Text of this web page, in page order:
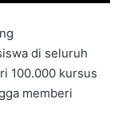
di seluruh
100.000 kursus
memberi